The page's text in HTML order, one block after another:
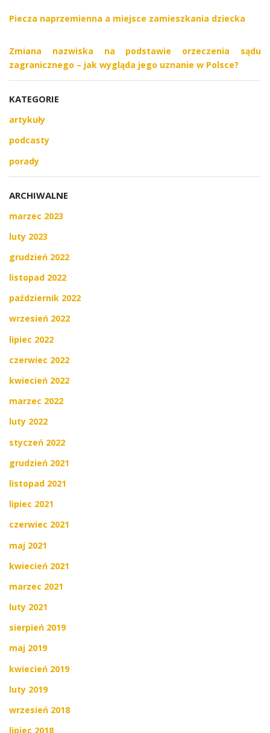
Piecza naprzemienna a miejsce zamieszkania dziecka
Zmiana nazwiska na podstawie orzeczenia sądu
zagranicznego – jak wygląda jego uznanie w Polsce?
KATEGORIE
artykuły
podcasty
porady
ARCHIWALNE
marzec 2023
luty 2023
grudzień 2022
listopad 2022
październik 2022
wrzesień 2022
lipiec 2022
czerwiec 2022
kwiecień 2022
marzec 2022
luty 2022
styczeń 2022
grudzień 2021
listopad 2021
lipiec 2021
czerwiec 2021
maj 2021
kwiecień 2021
marzec 2021
luty 2021
sierpień 2019
maj 2019
kwiecień 2019
luty 2019
wrzesień 2018
lipiec 2018